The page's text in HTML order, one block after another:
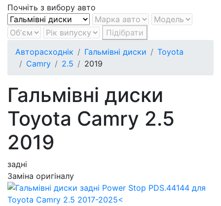
Почніть з вибору авто
Підібрати
Авторасходнік
Гальмівні диски
Toyota
Camry
2.5 2019
Гальмівні диски
Toyota Camry 2.5
2019
задні
Заміна оригіналу